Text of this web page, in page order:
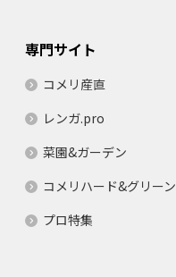
専門サイト
コメリ産直
レンガ.pro
菜園&ガーデン
コメリハード&グリーン
プロ特集